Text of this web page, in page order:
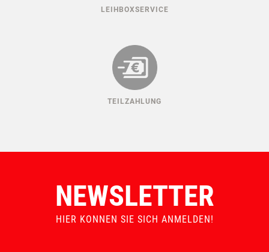
LEIHBOXSERVICE
TEILZAHLUNG
NEWSLETTER
HIER KONNEN SIE SICH ANMELDEN!